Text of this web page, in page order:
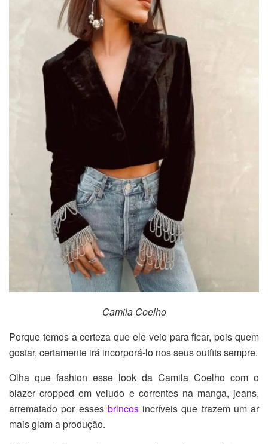
Camila Coelho
Porque temos a certeza que ele veio para ficar, pois quem
gostar, certamente irá incorporá-lo nos seus outfits sempre.
Olha que fashion esse look da Camila Coelho com o
blazer cropped em veludo e correntes na manga, jeans,
arrematado por esses brincosincríveis que trazem um ar
mais glam a produção.